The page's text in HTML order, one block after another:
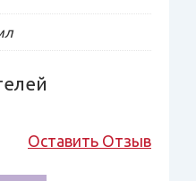
Оставить Отзыв